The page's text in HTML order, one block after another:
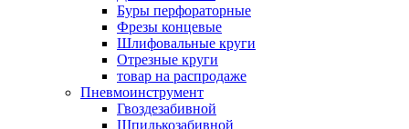
Буры перфораторные
Фрезы концевые
Шлифовальные круги
Отрезные круги
товар на распродаже
Пневмоинструмент
Гвоздезабивной
Шпилькозабивной